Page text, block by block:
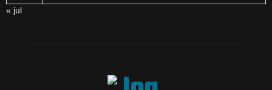
« jul